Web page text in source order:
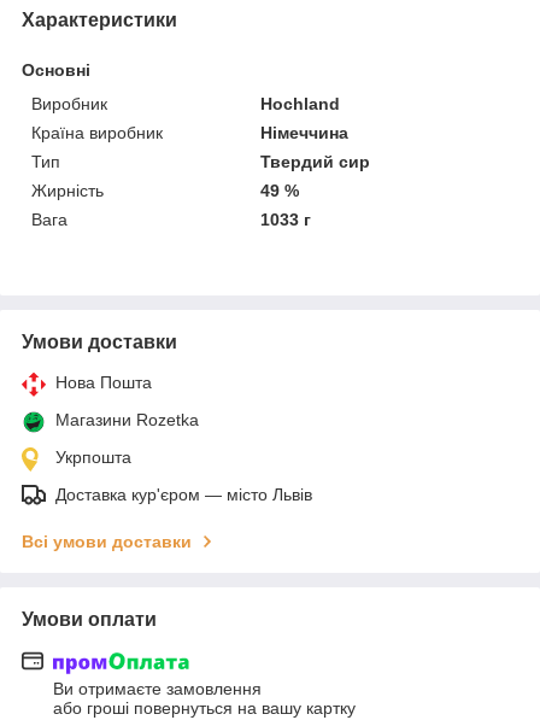
Характеристики
Основні
Виробник
Hochland
Країна виробник
Німеччина
Тип
Твердий сир
Жирність
49 %
Вага
1033 г
Умови доставки
Нова Пошта
Магазини Rozetka
Укрпошта
Доставка кур'єром — місто Львів
Всі умови доставки
Умови оплати
Ви отримаєте замовлення
або гроші повернуться на вашу картку